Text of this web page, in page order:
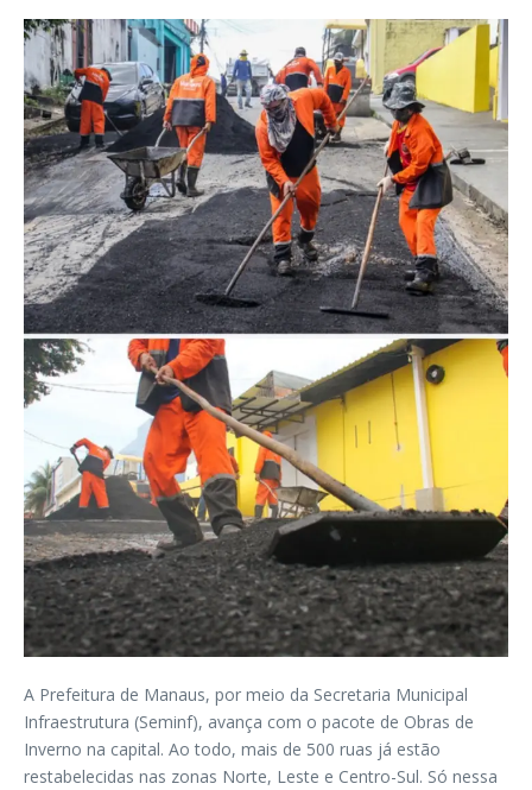
A Prefeitura de Manaus, por meio da Secretaria Municipal
Infraestrutura (Seminf), avança com o pacote de Obras de
Inverno na capital. Ao todo, mais de 500 ruas já estão
restabelecidas nas zonas Norte, Leste e Centro-Sul. Só nessa